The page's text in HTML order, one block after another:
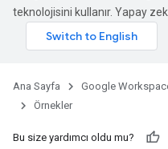
teknolojisini kullanır. Yapay
Ana Sayfa Google
Örnekler
Bu size yardımcı oldu mu?